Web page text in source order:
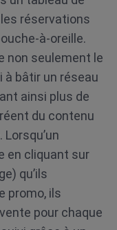
réservations
à-oreille.
non seulement le
à bâtir un réseau
ainsi plus de
du contenu
en cliquant sur
qu’ils
promo, ils
pour chaque